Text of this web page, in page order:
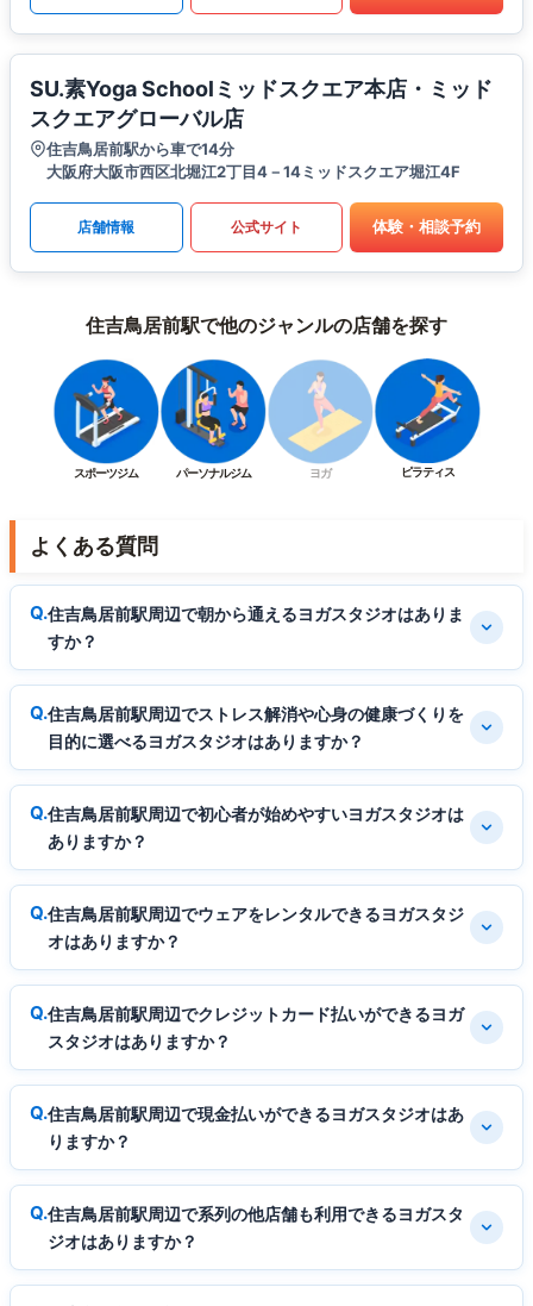
SU.素Yoga Schoolミッドスクエア本店・ミッド
スクエアグローバル店
住吉鳥居前駅から車で14分
大阪府大阪市西区北堀江2丁目4－14ミッドスクエア堀江4F
店舗情報 公式サイト 体験・相談予約
住吉鳥居前駅で他のジャンルの店舗を探す
スポーツジム パーソナルジム ヨガ ピラティス
よくある質問
住吉鳥居前駅周辺で朝から通えるヨガスタジオはありま
すか？
住吉鳥居前駅周辺でストレス解消や心身の健康づくりを
目的に選べるヨガスタジオはありますか？
住吉鳥居前駅周辺で初心者が始めやすいヨガスタジオは
ありますか？
住吉鳥居前駅周辺でウェアをレンタルできるヨガスタジ
オはありますか？
住吉鳥居前駅周辺でクレジットカード払いができるヨガ
スタジオはありますか？
住吉鳥居前駅周辺で現金払いができるヨガスタジオはあ
りますか？
住吉鳥居前駅周辺で系列の他店舗も利用できるヨガスタ
ジオはありますか？